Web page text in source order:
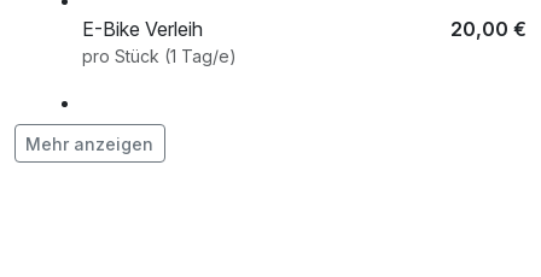
E-Bike Verleih 20,00 €
pro Stück (1 Tag/e)
Fahrradverleih
Mehr anzeigen